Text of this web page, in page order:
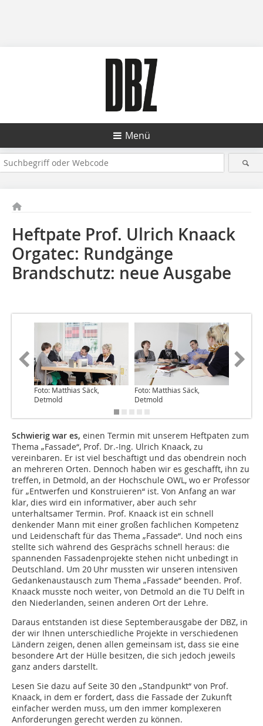
Menü
Heftpate Prof. Ulrich Knaack
Orgatec: Rundgänge
Brandschutz: neue Ausgabe
Foto: Matthias Säck,
Detmold
Foto: Matthias Säck,
Detmold
Schwierig war es, einen Termin mit unserem Heftpaten zum
Thema „Fassade“, Prof. Dr.-Ing. Ulrich Knaack, zu
vereinbaren. Er ist viel beschäftigt und das obendrein noch
an mehreren Orten. Dennoch haben wir es geschafft, ihn zu
treffen, in Detmold, an der Hochschule OWL, wo er Professor
für „Entwerfen und Konstruieren“ ist. Von Anfang an war
klar, dies wird ein informativer, aber auch sehr
unterhaltsamer Termin. Prof. Knaack ist ein schnell
denkender Mann mit einer großen fachlichen Kompetenz
und Leidenschaft für das Thema „Fassade“. Und noch eins
stellte sich während des Gesprächs schnell heraus: die
spannenden Fassadenprojekte stehen nicht unbedingt in
Deutschland. Um 20 Uhr mussten wir unseren intensiven
Gedankenaustausch zum Thema „Fassade“ beenden. Prof.
Knaack musste noch weiter, von Detmold an die TU Delft in
den Niederlanden, seinen anderen Ort der Lehre.
Daraus entstanden ist diese Septemberausgabe der DBZ, in
der wir Ihnen unterschiedliche Projekte in verschiedenen
Ländern zeigen, denen allen gemeinsam ist, dass sie eine
beson­dere Art der Hülle besitzen, die sich jedoch jeweils
ganz anders darstellt.
Lesen Sie dazu auf Seite 30 den „Standpunkt“ von Prof.
Knaack, in dem er fordert, dass die Fassade der Zukunft
einfacher werden muss, um den immer komplexeren
Anforderungen ­gerecht werden zu können.